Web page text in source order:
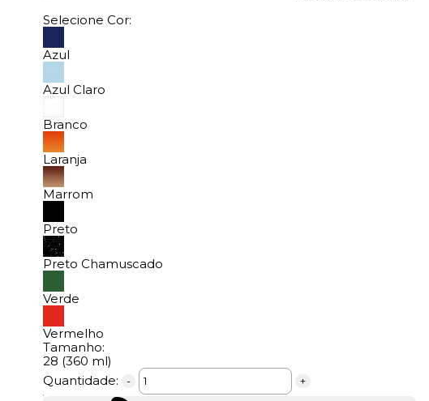
Selecione Cor:
Azul
Azul Claro
Branco
Laranja
Marrom
Preto
Preto Chamuscado
Verde
Vermelho
Tamanho:
28 (360 ml)
Quantidade:
- +